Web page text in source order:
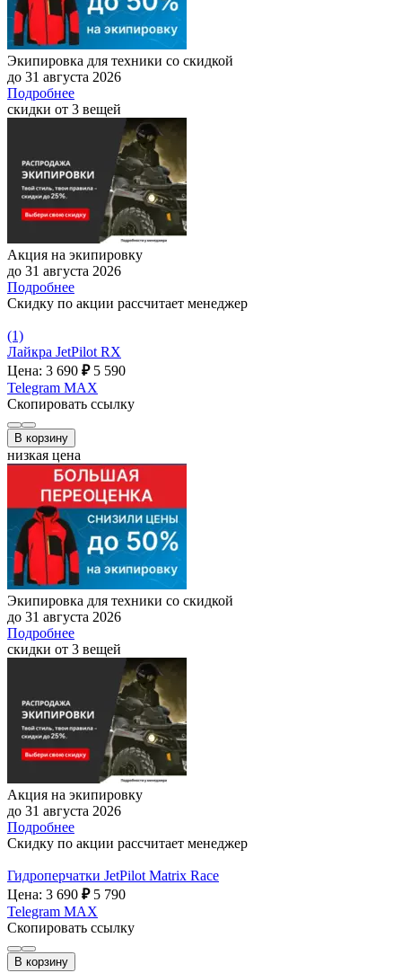
Экипировка для техники со скидкой
до 31 августа 2026
Подробнее
скидки от 3 вещей
Акция на экипировку
до 31 августа 2026
Подробнее
Скидку по акции рассчитает менеджер
(1)
Лайкра JetPilot RX
Цена: 3 690 ₽ 5 590
Telegram MAX
Скопировать ссылку
В корзину
низкая цена
Экипировка для техники со скидкой
до 31 августа 2026
Подробнее
скидки от 3 вещей
Акция на экипировку
до 31 августа 2026
Подробнее
Скидку по акции рассчитает менеджер
Гидроперчатки JetPilot Matrix Race
Цена: 3 690 ₽ 5 790
Telegram MAX
Скопировать ссылку
В корзину